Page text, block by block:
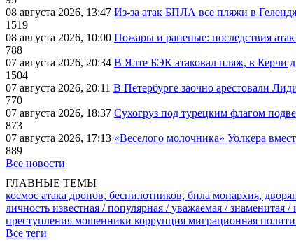
08 августа 2026, 13:47 Из-за атак БПЛА все пляжи в
1519
08 августа 2026, 10:00 Пожары и раненые: последствия
788
07 августа 2026, 20:34 В Ялте БЭК атаковал пляж, в Керчи
1504
07 августа 2026, 20:11 В Петербурге заочно арестовали
770
07 августа 2026, 18:37 Сухогруз под турецким флагом
873
07 августа 2026, 17:13 «Веселого молочника» Уолкера
889
Все новости
ГЛАВНЫЕ ТЕМЫ
космос атака дронов, беспилотников, бпла монархия,
личность известная / популярная / уважаемая / знаменитая /
преступления мошенники коррупция миграционная
Все теги